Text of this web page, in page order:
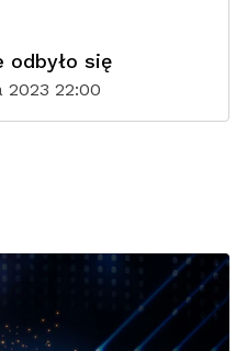
odbyło się
2023 22:00